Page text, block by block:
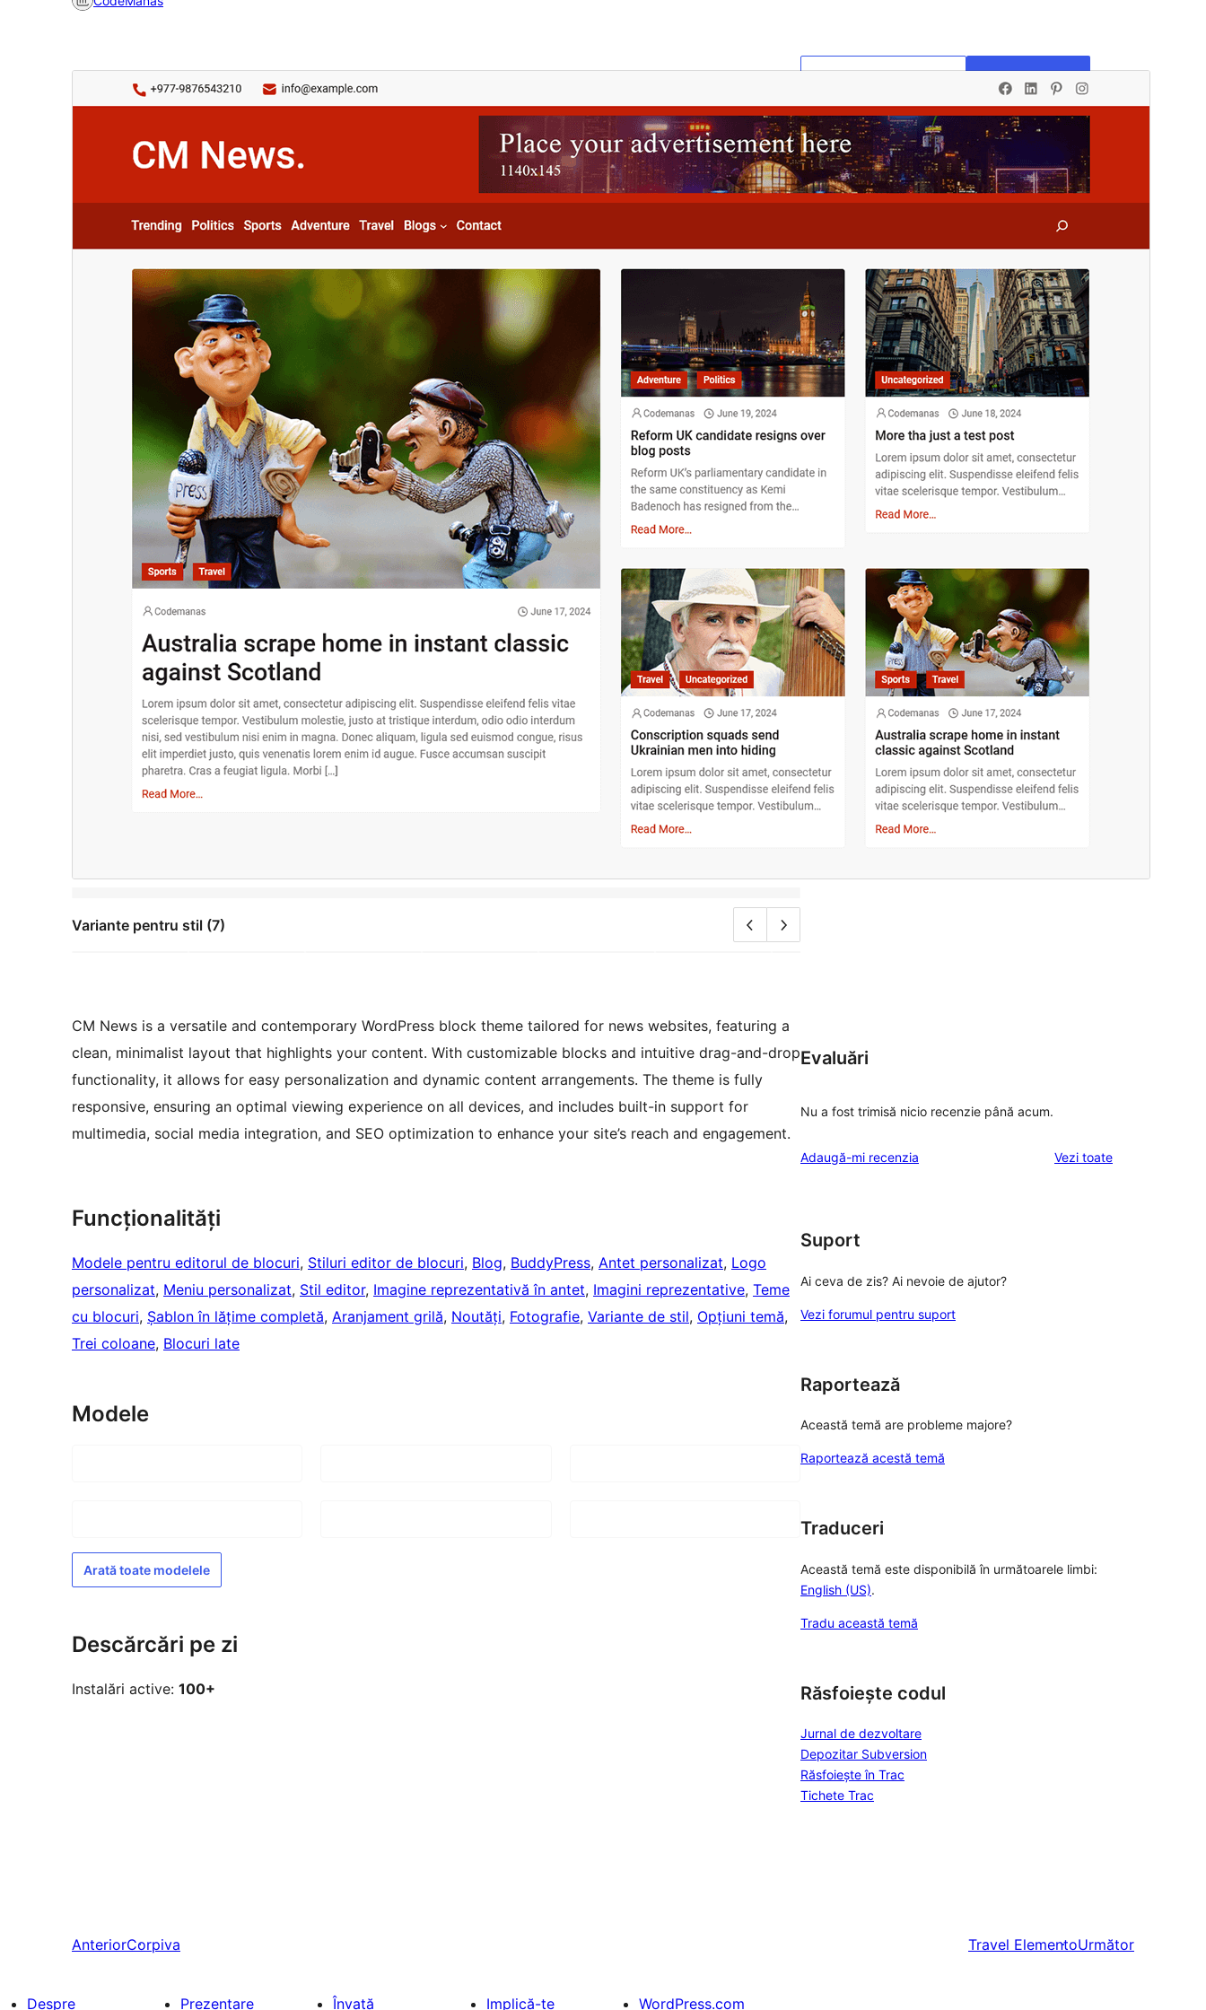
Variante pentru stil (7)
Descarcă
Versiune
Ultima actualizare
15 august 2024
Instalări active
100+
Versiune PHP
CM News is a versatile and contemporary WordPress block theme tailored for news websites, featuring a
clean, minimalist layout that highlights your content. With customizable blocks and intuitive drag-and-drop
functionality, it allows for easy personalization and dynamic content arrangements. The theme is fully
responsive, ensuring an optimal viewing experience on all devices, and includes built-in support for
multimedia, social media integration, and SEO optimization to enhance your site’s reach and engagement.
Funcționalități
Modele pentru editorul de blocuri, Stiluri editor de blocuri, Blog, BuddyPress, Antet personalizat, Logo
personalizat, Meniu personalizat, Stil editor, Imagine reprezentativă în antet, Imagini reprezentative, Teme
cu blocuri, Șablon în lățime completă, Aranjament grilă, Noutăți, Fotografie, Variante de stil, Opțiuni temă
Trei coloane, Blocuri late
Modele
Arată toate modelele
Descărcări pe zi
Instalări active: 100+
Evaluări
Nu a fost trimisă nicio recenzie până acum.
Adaugă-mi recenzia Vezi toaterecenziile
Suport
Ai ceva de zis? Ai nevoie de ajutor?
Vezi forumul pentru suport
Raportează
Această temă are probleme majore?
Raportează acestă temă
Traduceri
Această temă este disponibilă în următoarele limbi:
English (US).
Tradu această temă
Răsfoiește codul
Jurnal de dezvoltare
Depozitar Subversion
Răsfoiește în Trac
Tichete Trac
AnteriorCorpiva Următor
Travel Elemento
Despre Prezentare Învață Implică-te WordPress.com